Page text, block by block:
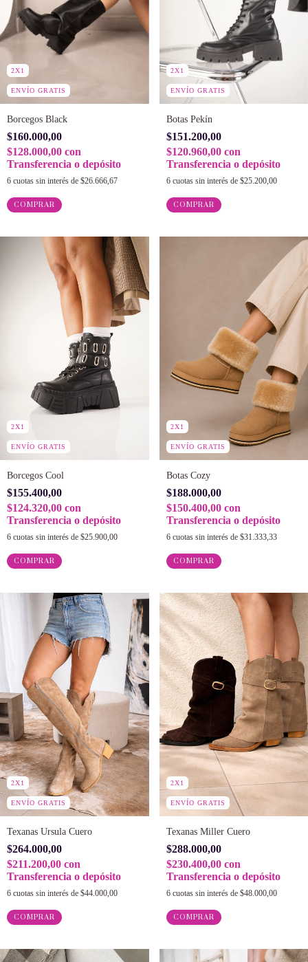
2X1
ENVÍO GRATIS
Borcegos Black
$160.000,00
$128.000,00 con
Transferencia o depósito
6 cuotas sin interés de $26.666,67
COMPRAR
2X1
ENVÍO GRATIS
Botas Pekín
$151.200,00
$120.960,00 con
Transferencia o depósito
6 cuotas sin interés de $25.200,00
COMPRAR
2X1
ENVÍO GRATIS
Borcegos Cool
$155.400,00
$124.320,00 con
Transferencia o depósito
6 cuotas sin interés de $25.900,00
COMPRAR
2X1
ENVÍO GRATIS
Botas Cozy
$188.000,00
$150.400,00 con
Transferencia o depósito
6 cuotas sin interés de $31.333,33
COMPRAR
2X1
ENVÍO GRATIS
Texanas Ursula Cuero
$264.000,00
$211.200,00 con
Transferencia o depósito
6 cuotas sin interés de $44.000,00
COMPRAR
2X1
ENVÍO GRATIS
Texanas Miller Cuero
$288.000,00
$230.400,00 con
Transferencia o depósito
6 cuotas sin interés de $48.000,00
COMPRAR